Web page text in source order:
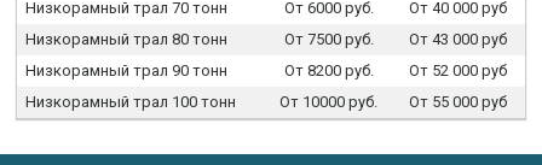
Низкорамный трал 70 тонн
От 6000 руб.
От 40 000 руб
Низкорамный трал 80 тонн
От 7500 руб.
От 43 000 руб
Низкорамный трал 90 тонн
От 8200 руб.
От 52 000 руб
Низкорамный трал 100 тонн
От 10000 руб. От 55 000 руб